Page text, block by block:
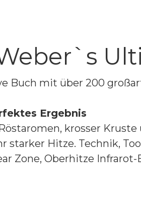
Buch mit über 200
Ergebnis
krosser
Hitze. Technik,
Zone, Oberhitze